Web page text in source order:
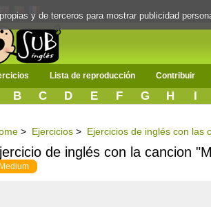
Lista de reproducción Contribuir
B C D E F G H I
> Ejercicios > Ejercicios de inglés con las
de inglés con la cancion
Medium
y de terceros para mostrar publicidad